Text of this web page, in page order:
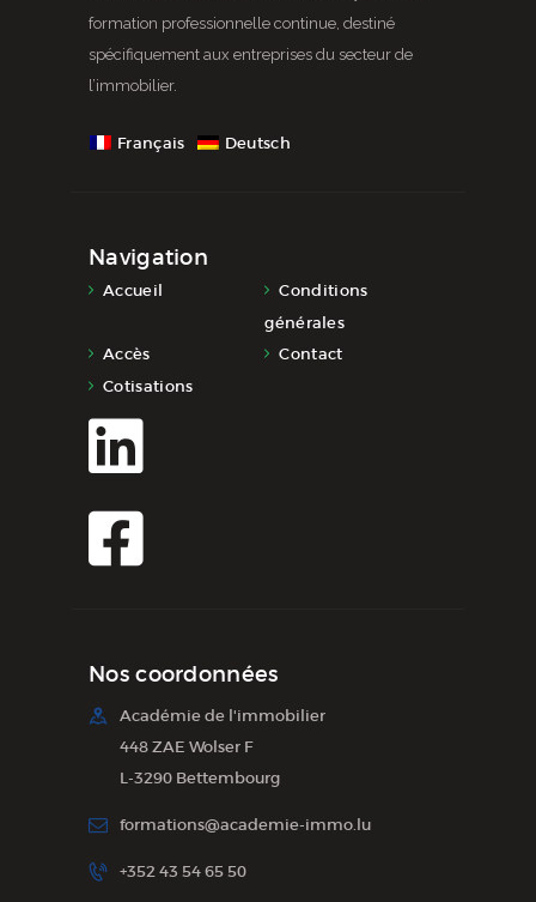
formation professionnelle continue, destiné
spécifiquement aux entreprises du secteur de
l’immobilier.
Français Deutsch
Navigation
Accueil
Conditions
générales
Accès
Contact
Cotisations
Nos coordonnées
Académie de l'immobilier
448 ZAE Wolser F
L-3290 Bettembourg
formations@academie-immo.lu
+352 43 54 65 50